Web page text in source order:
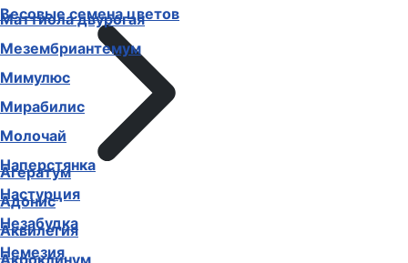
Весовые семена цветов
Агератум
Адонис
Аквилегия
Акроклинум
Маттиола двурогая
Мезембриантемум
Мимулюс
Мирабилис
Молочай
Наперстянка
Настурция
Незабудка
Немезия